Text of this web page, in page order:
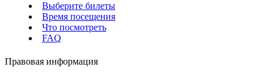
Выберите билеты
Время посещения
Что посмотреть
FAQ
Правовая информация